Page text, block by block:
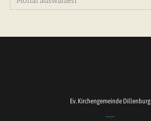
Ev. Kirchengemeinde Dillenburg